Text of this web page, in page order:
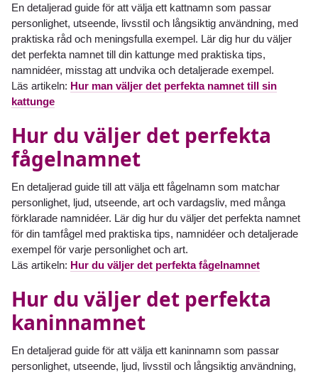
En detaljerad guide för att välja ett kattnamn som passar
personlighet, utseende, livsstil och långsiktig användning, med
praktiska råd och meningsfulla exempel. Lär dig hur du väljer
det perfekta namnet till din kattunge med praktiska tips,
namnidéer, misstag att undvika och detaljerade exempel.
Läs artikeln: Hur man väljer det perfekta namnet till sin
kattunge
Hur du väljer det perfekta
fågelnamnet
En detaljerad guide till att välja ett fågelnamn som matchar
personlighet, ljud, utseende, art och vardagsliv, med många
förklarade namnidéer. Lär dig hur du väljer det perfekta namnet
för din tamfågel med praktiska tips, namnidéer och detaljerade
exempel för varje personlighet och art.
Läs artikeln: Hur du väljer det perfekta fågelnamnet
Hur du väljer det perfekta
kaninnamnet
En detaljerad guide för att välja ett kaninnamn som passar
personlighet, utseende, ljud, livsstil och långsiktig användning,